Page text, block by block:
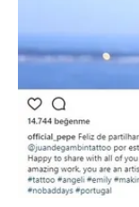
toplumu
kullanılmaktadır.
kılınması ve
reklam/pazarlama
sınırlı olarak açık
Çerezlere ilişkin
vasıtasıyla
için Ayarlar